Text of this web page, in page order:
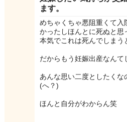
ます。
めちゃくちゃ悪阻重くて
かったしほんとに死ぬと思
本気でこれは死んでしまう
だからもう妊娠出産なん
あんな思い二度としたく
(へ？)
ほんと自分がわからん笑